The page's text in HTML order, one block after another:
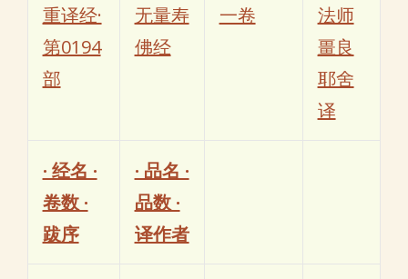
重译经·
第0194
部
无量寿
佛经
一卷
法师
畺良
耶舍
译
· 经名 ·
卷数 ·
跋序
· 品名 ·
品数 ·
译作者